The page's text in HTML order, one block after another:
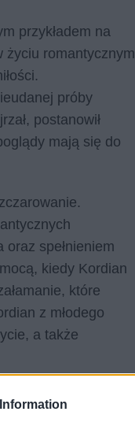
przykładem na
życiu romantycznym
próby
postanowił
mają się do
spełnieniem
kiedy Kordian
które
z młodego
a także
bohater powiastki
czym jest relacja